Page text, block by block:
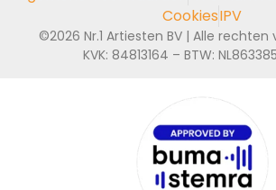
CookiesIPV
©2026 Nr.1 Artiesten BV | Alle
KVK: 84813164 – BTW: